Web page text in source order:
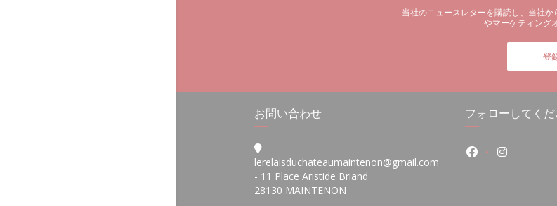
当社のニュースレターを購読し、当社
やマーケティング
登
お問い合わせ
lerelaisduchateaumaintenon@gmail.com
- 11 Place Aristide Briand
28130 MAINTENON
フォローしてく
Facebook ((新し
Instagram